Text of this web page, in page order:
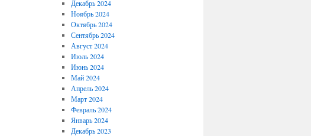
Декабрь 2024
Ноябрь 2024
Октябрь 2024
Сентябрь 2024
Август 2024
Июль 2024
Июнь 2024
Май 2024
Апрель 2024
Март 2024
Февраль 2024
Январь 2024
Декабрь 2023